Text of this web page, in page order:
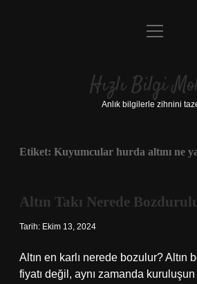
Anasayfa
Yasal Uyarı
menüyü
Hızlı Bilgi
Anlık bilgilerle zihnini
Etiket: Kuyumcular hurda altını ne
Altın Takı Nerede
Tarih: Ekim 13, 2024
Altın en karlı nerede bozulur? Altın
fiyatı değil, aynı zamanda kuruluşun